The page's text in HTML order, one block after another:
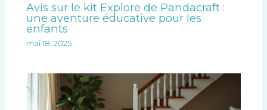
Avis sur le kit Explore de Pandacraft :
une aventure éducative pour les
enfants
mai 18, 2025